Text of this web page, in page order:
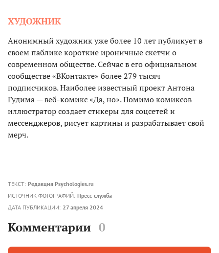
ХУДОЖНИК
Анонимный художник уже более 10 лет публикует в
своем паблике короткие ироничные скетчи о
современном обществе. Сейчас в его официальном
сообществе «ВКонтакте» более 279 тысяч
подписчиков. Наиболее известный проект Антона
Гудима — веб-комикс «Да, но». Помимо комиксов
иллюстратор создает стикеры для соцсетей и
мессенджеров, рисует картины и разрабатывает свой
мерч.
ТЕКСТ: Редакция Psychologies.ru
ИСТОЧНИК ФОТОГРАФИЙ: Пресс-служба
ДАТА ПУБЛИКАЦИИ: 27 апреля 2024
Комментарии 0